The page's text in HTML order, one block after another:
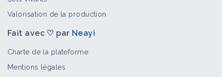
Valorisation de la production
Fait avec ♡ par Neayi
Charte de la plateforme
Mentions légales